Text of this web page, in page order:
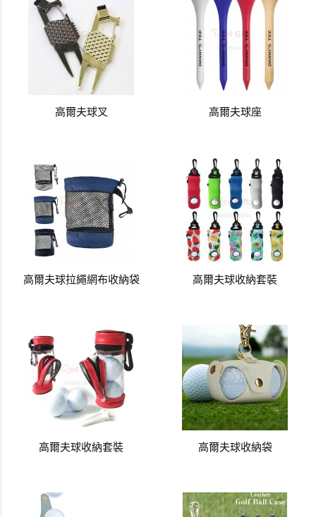
高爾夫球叉 高爾夫球座
高爾夫球拉繩網布收納袋 高爾夫球收納套裝
高爾夫球收納套裝 高爾夫球收納袋